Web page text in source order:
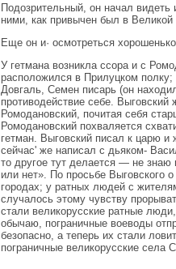
Подозрительный, он начал
ними, как привычен был в
Еще он и· осмотреться
У гетмана возникла ссора и с
расположился в Прилуцком
Довгаль, Семен писарь (он
противодействие себе.
Ромодановский, почитая себя
Ромодановский похва­ляется
гетман. Вы­говский писал к царю
сейчас' же написал с дьяком-
то другое тут делается — не
или нет». По просьбе Выговского
городах; у ратных людей с
случалось этому чувству
стали великорусские рат­ные
обычаю, погранич­ные воеводы
безопасно, а теперь их стали
по­граничные великорусские села